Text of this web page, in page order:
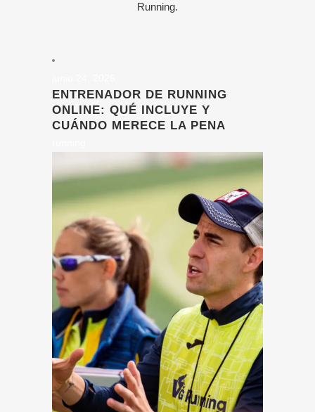
Running.
ENTRENADOR DE RUNNING
ONLINE: QUÉ INCLUYE Y
CUÁNDO MERECE LA PENA